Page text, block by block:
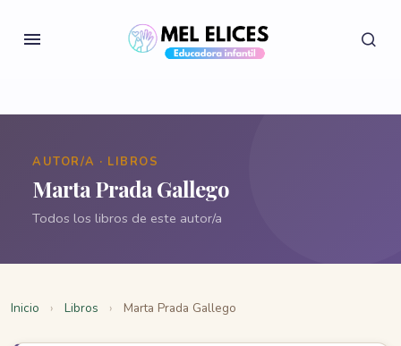
AUTOR/A · LIBROS
Marta Prada Gallego
Todos los libros de este autor/a
Inicio › Libros › Marta Prada Gallego